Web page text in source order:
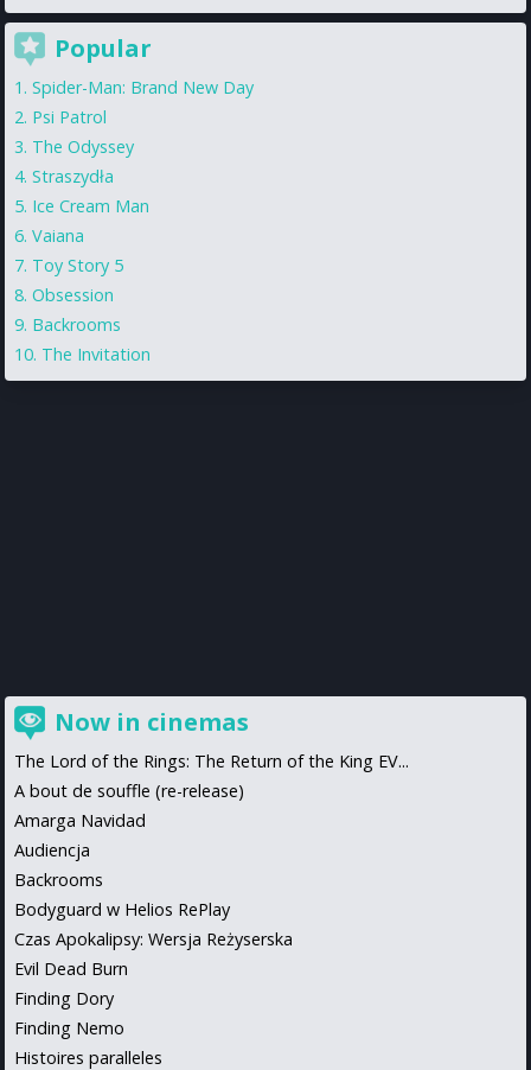
Popular
Spider-Man: Brand New Day
Psi Patrol
The Odyssey
Straszydła
Ice Cream Man
Vaiana
Toy Story 5
Obsession
Backrooms
The Invitation
Now in cinemas
The Lord of the Rings: The Return of the King EV...
A bout de souffle (re-release)
Amarga Navidad
Audiencja
Backrooms
Bodyguard w Helios RePlay
Czas Apokalipsy: Wersja Reżyserska
Evil Dead Burn
Finding Dory
Finding Nemo
Histoires paralleles